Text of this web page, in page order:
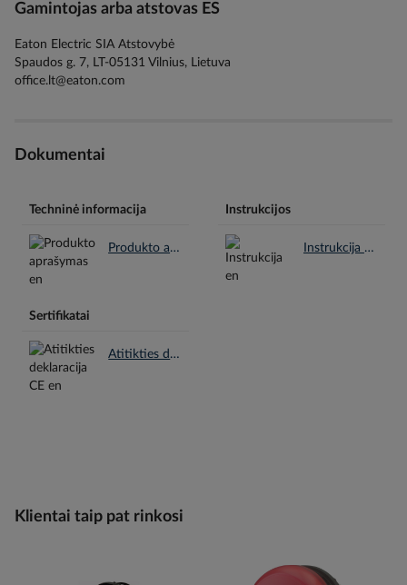
Gamintojas arba atstovas ES
Eaton Electric SIA Atstovybė
Spaudos g. 7, LT-05131 Vilnius, Lietuva
office.lt@eaton.com
Dokumentai
Techninė informacija
Produkto aprašymas en.pdf
Instrukcijos
Instrukcija en.pdf
Sertifikatai
Atitikties deklaracija CE en.pdf
Klientai taip pat rinkosi